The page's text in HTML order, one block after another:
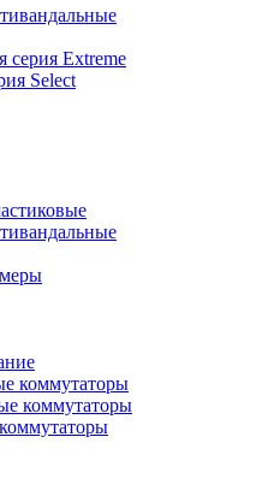
серия Extreme
Select
коммутаторы
коммутаторы